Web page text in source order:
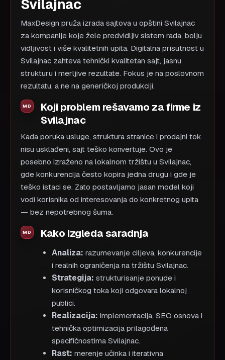
Svilajnac
MaxDesign pruža izrada sajtova u opštini Svilajnac
za kompanije koje žele predvidljiv sistem rada, bolju
vidljivost i više kvalitetnih upita. Digitalna prisutnost u
Svilajnac zahteva tehnički kvalitetan sajt, jasnu
strukturu i merljive rezultate. Fokus je na poslovnom
rezultatu, a ne na generičkoj produkciji.
Koji problem rešavamo za firme iz
Svilajnac
Kada poruka usluge, struktura stranice i prodajni tok
nisu usklađeni, sajt teško konvertuje. Ovo je
posebno izraženo na lokalnom tržištu u Svilajnac,
gde konkurencija često kopira jedna drugu i gde je
teško istaci se. Zato postavljamo jasan model koji
vodi korisnika od interesovanja do konkretnog upita
— bez nepotrebnog šuma.
Kako izgleda saradnja
Analiza: razumevanje ciljeva, konkurencije
i realnih ograničenja na tržištu Svilajnac.
Strategija: strukturisanje ponude i
korisničkog toka koji odgovara lokalnoj
publici.
Realizacija: implementacija, SEO osnova i
tehnička optimizacija prilagođena
specifičnostima Svilajnac.
Rast: merenje učinka i iterativna